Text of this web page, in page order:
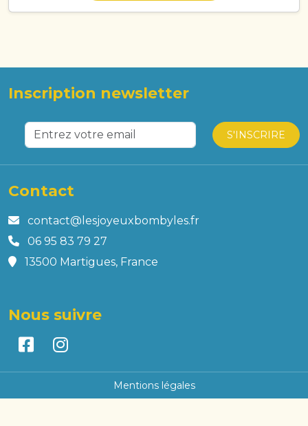
Inscription newsletter
S'INSCRIRE
Contact
contact@lesjoyeuxbombyles.fr
06 95 83 79 27
13500 Martigues, France
Nous suivre
Mentions légales